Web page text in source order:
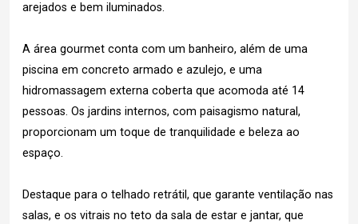
arejados e bem iluminados.
A área gourmet conta com um banheiro, além de uma
piscina em concreto armado e azulejo, e uma
hidromassagem externa coberta que acomoda até 14
pessoas. Os jardins internos, com paisagismo natural,
proporcionam um toque de tranquilidade e beleza ao
espaço.
Destaque para o telhado retrátil, que garante ventilação nas
salas, e os vitrais no teto da sala de estar e jantar, que